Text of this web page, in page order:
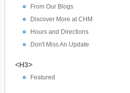
From Our Blogs
Discover More at CHM
Hours and Directions
Don't Miss An Update
<H3>
Featured